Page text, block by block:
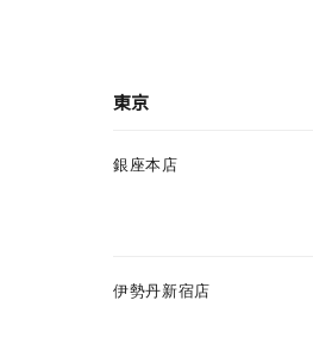
東京
銀座本店
伊勢丹新宿店